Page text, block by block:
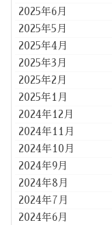
2025年6月
2025年5月
2025年4月
2025年3月
2025年2月
2025年1月
2024年12月
2024年11月
2024年10月
2024年9月
2024年8月
2024年7月
2024年6月